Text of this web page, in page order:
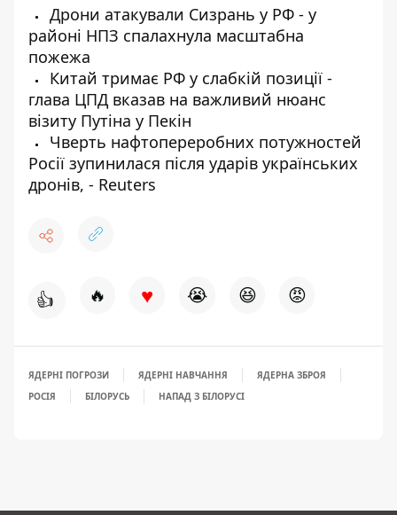
Дрони атакували Сизрань у РФ - у
районі НПЗ спалахнула масштабна
пожежа
Китай тримає РФ у слабкій позиції -
глава ЦПД вказав на важливий нюанс
візиту Путіна у Пекін
Чверть нафтопереробних потужностей
Росії зупинилася після ударів українських
дронів, - Reuters
👍 🔥 ♥ 😭 😆 😡
ЯДЕРНІ ПОГРОЗИ ЯДЕРНІ НАВЧАННЯ
ЯДЕРНА ЗБРОЯ
РОСІЯ
БІЛОРУСЬ НАПАД З БІЛОРУСІ